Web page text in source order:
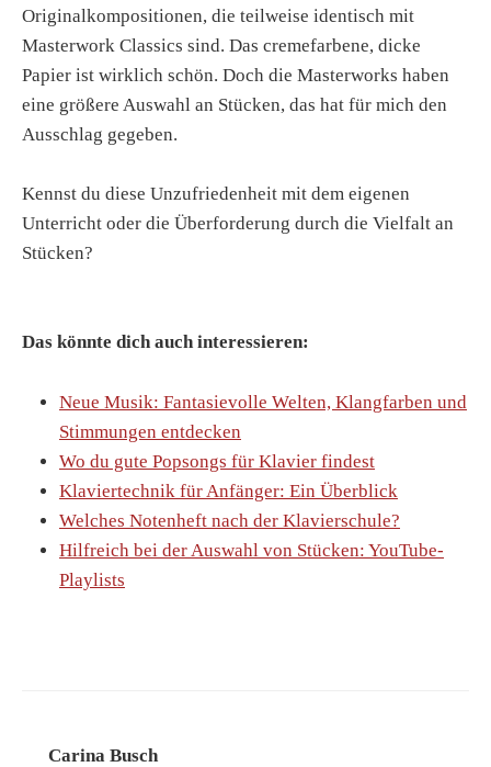
Originalkompositionen, die teilweise identisch mit
Masterwork Classics sind. Das cremefarbene, dicke
Papier ist wirklich schön. Doch die Masterworks haben
eine größere Auswahl an Stücken, das hat für mich den
Ausschlag gegeben.
Kennst du diese Unzufriedenheit mit dem eigenen
Unterricht oder die Überforderung durch die Vielfalt an
Stücken?
Das könnte dich auch interessieren:
Neue Musik: Fantasievolle Welten, Klangfarben und
Stimmungen entdecken
Wo du gute Popsongs für Klavier findest
Klaviertechnik für Anfänger: Ein Überblick
Welches Notenheft nach der Klavierschule?
Hilfreich bei der Auswahl von Stücken: YouTube-
Playlists
Carina Busch